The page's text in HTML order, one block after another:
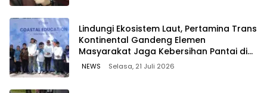
Lindungi Ekosistem Laut, Pertamina Trans
Kontinental Gandeng Elemen
Masyarakat Jaga Kebersihan Pantai di
Bitung, Sulawesi
NEWS Selasa, 21 Juli 2026